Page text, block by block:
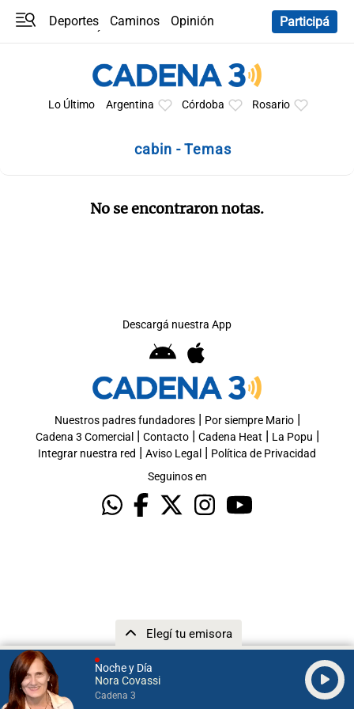
Noche y Día
Nora Covassi
Cadena 3
Elegí tu emisora
Deportes Caminos
Opinión
Participá
Lo Último Argentina Córdoba Rosario
cabin - Temas
No se encontraron notas.
Descargá nuestra App
Nuestros padres fundadores| Por siempre Mario|
Cadena 3 Comercial | Contacto| Cadena Heat | La Popu |
Integrar nuestra red | Aviso Legal | Política de Privacidad
Seguinos en